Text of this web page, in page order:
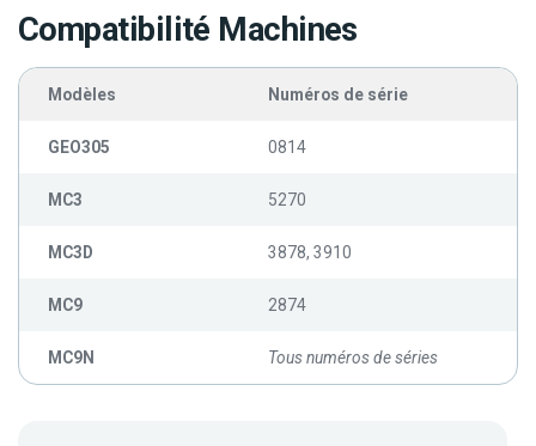
Compatibilité Machines
Modèles Numéros de série
GEO305 0814
MC3 5270
MC3D 3878, 3910
MC9 2874
MC9N Tous numéros de séries